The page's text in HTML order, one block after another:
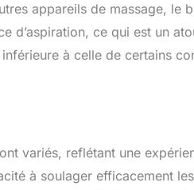
appareils de massage,
d’aspiration, ce qui est un
à celle de certains
variés, reflétant une
à soulager efficacement